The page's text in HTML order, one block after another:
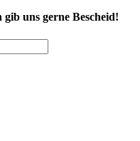
uns gerne Bescheid!